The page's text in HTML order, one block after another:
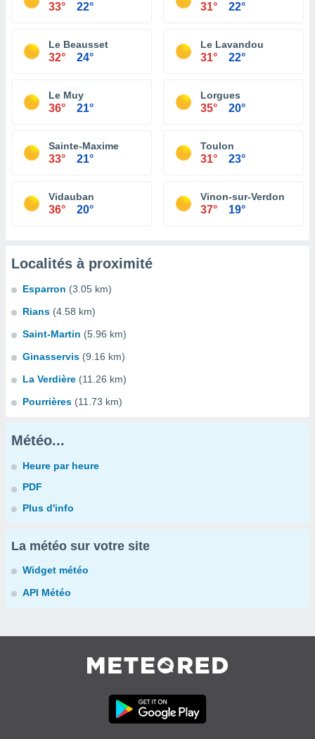
33° 22° 31° 22°
Le Beausset
32° 24°
Le Lavandou
31° 22°
Le Muy
36° 21°
Lorgues
35° 20°
Sainte-Maxime
33° 21°
Toulon
31° 23°
Vidauban
36° 20°
Vinon-sur-Verdon
37° 19°
Localités à proximité
Esparron (3.05 km)
Rians (4.58 km)
Saint-Martin (5.96 km)
Ginasservis (9.16 km)
La Verdière (11.26 km)
Pourrières (11.73 km)
Météo...
Heure par heure
PDF
Plus d'info
La météo sur votre site
Widget météo
API Météo